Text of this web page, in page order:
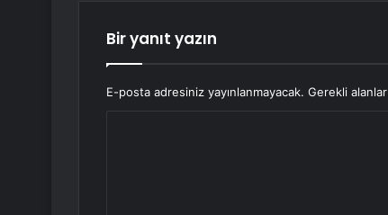
Bir yanıt yazın
E-posta adresiniz yayınlanmayacak. Gerekli alanlar